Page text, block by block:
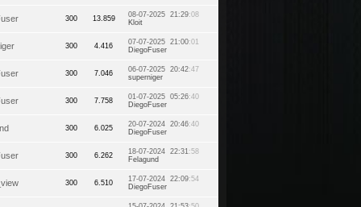
300 13.859 08-07-2025 21:29:08
Kloit
300 4.416 07-07-2025 21:00:01
DiegoFuser
300 7.046 06-07-2025 20:42:47
superniger
300 7.758 01-07-2025 05:26:40
DiegoFuser
300 6.025 20-07-2024 20:46:40
DiegoFuser
300 6.262 18-07-2024 22:31:58
Felagund
300 6.510 17-07-2024 22:09:54
DiegoFuser